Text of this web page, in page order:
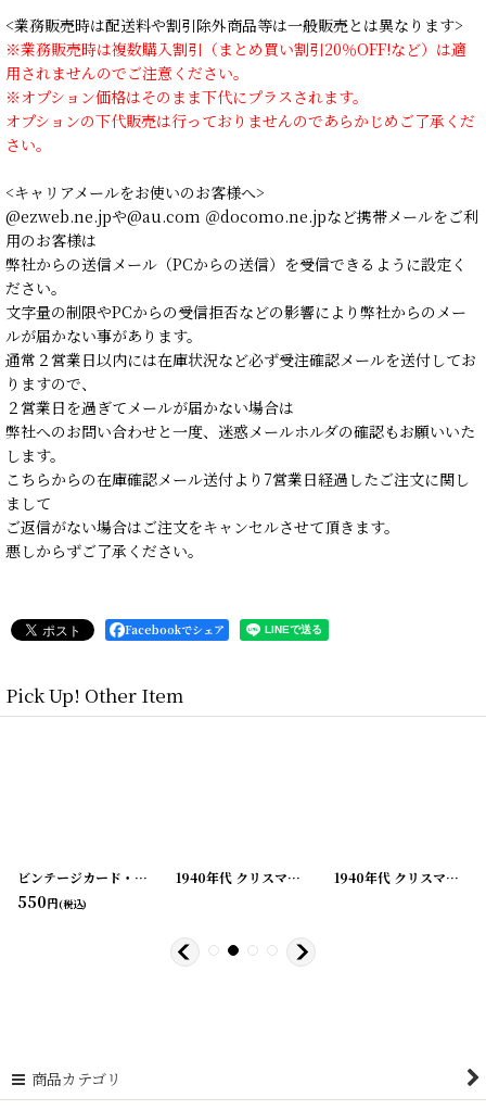
<業務販売時は配送料や割引除外商品等は一般販売とは異なります>
※業務販売時は複数購入割引（まとめ買い割引20％OFF!など）は適
用されませんのでご注意ください。
※オプション価格はそのまま下代にプラスされます。
オプションの下代販売は行っておりませんのであらかじめご了承くだ
さい。
<キャリアメールをお使いのお客様へ>
@ezweb.ne.jpや@au.com ＠docomo.ne.jpなど携帯メールをご利
用のお客様は
弊社からの送信メール（PCからの送信）を受信できるように設定く
ださい。
文字量の制限やPCからの受信拒否などの影響により弊社からのメー
ルが届かない事があります。
通常２営業日以内には在庫状況など必ず受注確認メールを送付してお
りますので、
２営業日を過ぎてメールが届かない場合は
弊社へのお問い合わせと一度、迷惑メールホルダの確認もお願いいた
します。
こちらからの在庫確認メール送付より7営業日経過したご注文に関し
まして
ご返信がない場合はご注文をキャンセルさせて頂きます。
悪しからずご了承ください。
Facebookでシェア
Pick Up! Other Item
7] [ 210823-8] [210823-9]
ビンテージカード・グリーティング・バレンタイン・バースデー etc... [
550円(税込)
1940年代 クリスマスグリーティングカード ビンテージカード 1940年代 クリスマスグリーティング ビンテージカード
商品カテゴリ